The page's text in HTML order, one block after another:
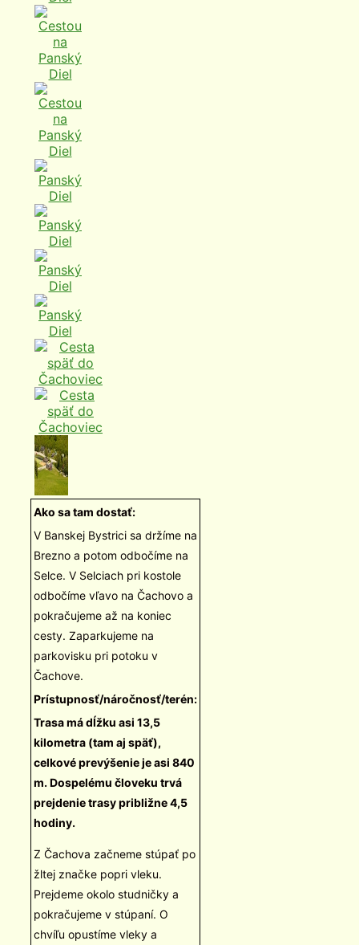
Ako sa tam dostať:
V Banskej Bystrici sa držíme na
Brezno a potom odbočíme na
Selce. V Selciach pri kostole
odbočíme vľavo na Čachovo a
pokračujeme až na koniec
cesty. Zaparkujeme na
parkovisku pri potoku v
Čachove.
Prístupnosť/náročnosť/terén:
Trasa má dĺžku asi 13,5
kilometra (tam aj späť),
celkové prevýšenie je asi 840
m. Dospelému človeku trvá
prejdenie trasy približne 4,5
hodiny.
Z Čachova začneme stúpať po
žltej značke popri vleku.
Prejdeme okolo studničky a
pokračujeme v stúpaní. O
chvíľu opustíme vleky a